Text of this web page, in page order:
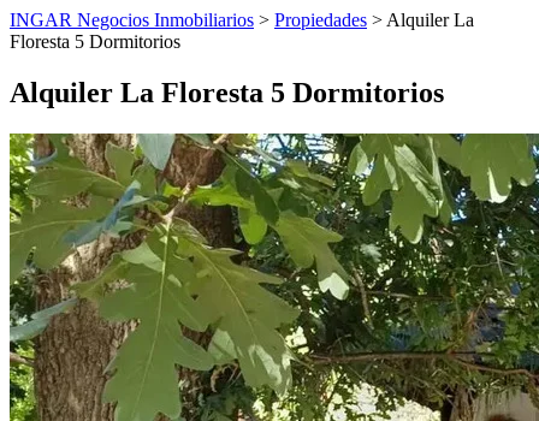
INGAR Negocios Inmobiliarios > Propiedades > Alquiler La
Floresta 5 Dormitorios
Alquiler La Floresta 5 Dormitorios